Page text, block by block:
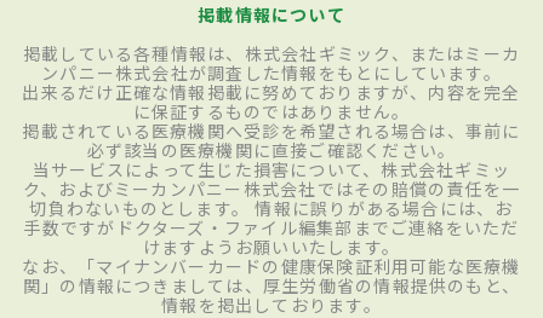
掲載情報について
掲載している各種情報は、株式会社ギミック、またはミーカ
ンパニー株式会社が調査した情報をもとにしています。
出来るだけ正確な情報掲載に努めておりますが、内容を完全
に保証するものではありません。
掲載されている医療機関へ受診を希望される場合は、事前に
必ず該当の医療機関に直接ご確認ください。
当サービスによって生じた損害について、株式会社ギミッ
ク、およびミーカンパニー株式会社ではその賠償の責任を一
切負わないものとします。 情報に誤りがある場合には、お
手数ですがドクターズ・ファイル編集部までご連絡をいただ
けますようお願いいたします。
なお、「マイナンバーカードの健康保険証利用可能な医療機
関」の情報につきましては、厚生労働省の情報提供のもと、
情報を掲出しております。